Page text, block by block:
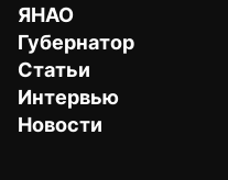
ЯНАО
Губернатор
Статьи
Интервью
Новости